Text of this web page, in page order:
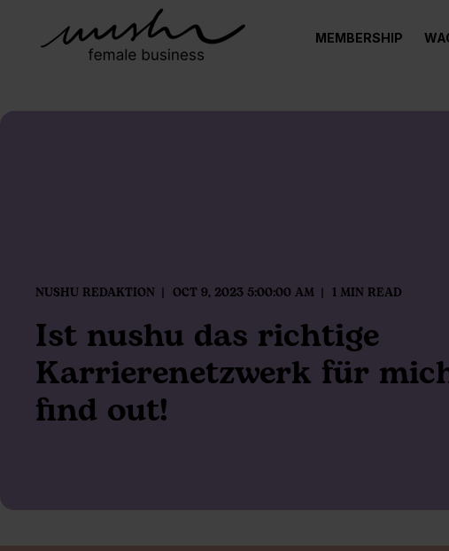
MEMBERSHIP
NUSHU REDAKTION OCT 9, 2023 5:00:00 AM 1 MIN READ
Ist nushu das richtige
Karrierenetzwerk für
find out!